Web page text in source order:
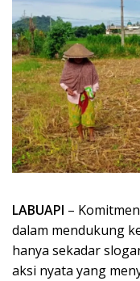
LABUAPI –
dalam mendukung
hanya sekadar
aksi nyata yang